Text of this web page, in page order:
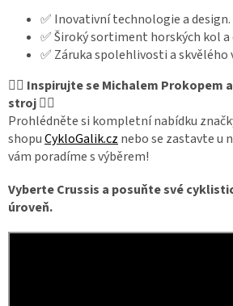
✅ Inovativní technologie a design.
✅ Široký sortiment horských kol
✅ Záruka spolehlivosti a skvělého
🚴‍♀️ Inspirujte se Michalem Prokopem
stroj🚴‍♂️
Prohlédněte si kompletní nabídku
shopuCykloGalik.cz nebo se zastavte u
vám poradíme s výběrem!
Vyberte Crussis a posuňte své
úroveň.